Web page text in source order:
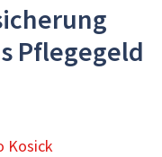
Pflegegeld
Kosick